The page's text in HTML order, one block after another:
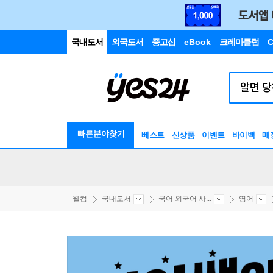
국내도서 외국도서 중고샵 eBook 크레마클럽
빠른분야찾기 베스트 신상품 이벤트 바이백 매
웰컴 국내도서 국어 외국어 사... 영어